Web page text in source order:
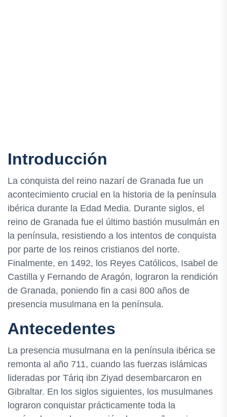
Introducción
La conquista del reino nazarí de Granada fue un
acontecimiento crucial en la historia de la península
ibérica durante la Edad Media. Durante siglos, el
reino de Granada fue el último bastión musulmán en
la península, resistiendo a los intentos de conquista
por parte de los reinos cristianos del norte.
Finalmente, en 1492, los Reyes Católicos, Isabel de
Castilla y Fernando de Aragón, lograron la rendición
de Granada, poniendo fin a casi 800 años de
presencia musulmana en la península.
Antecedentes
La presencia musulmana en la península ibérica se
remonta al año 711, cuando las fuerzas islámicas
lideradas por Táriq ibn Ziyad desembarcaron en
Gibraltar. En los siglos siguientes, los musulmanes
lograron conquistar prácticamente toda la